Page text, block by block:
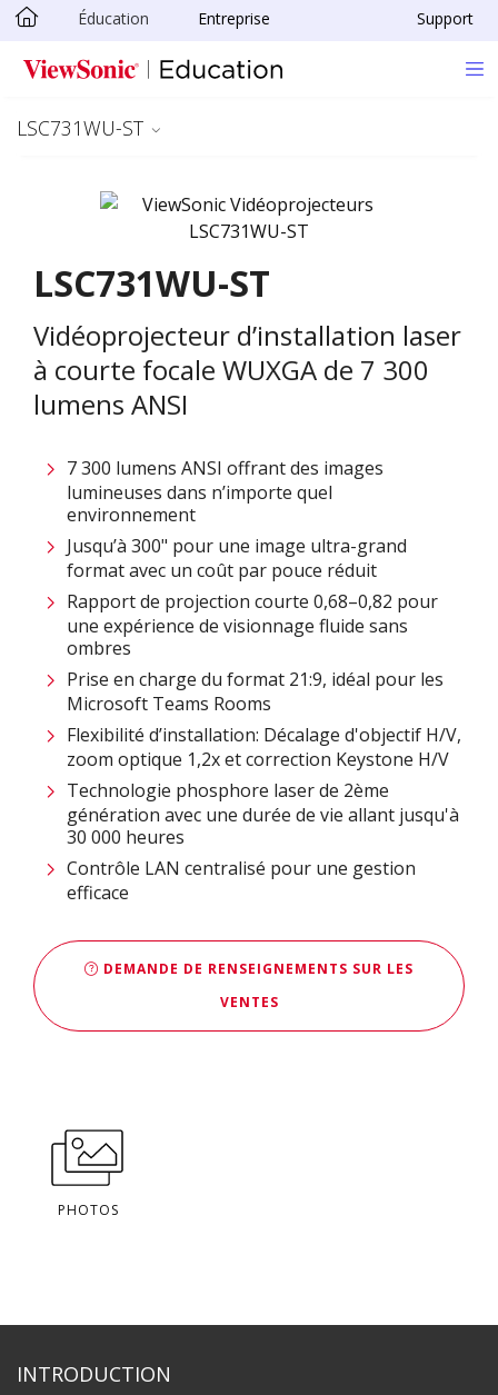
Passer au contenu principal
Éducation Entreprise Support
LSC731WU-ST
LSC731WU-ST
Vidéoprojecteur d’installation laser
à courte focale WUXGA de 7 300
lumens ANSI
7 300 lumens ANSI offrant des images
lumineuses dans n’importe quel
environnement
Jusqu’à 300" pour une image ultra-grand
format avec un coût par pouce réduit
Rapport de projection courte 0,68–0,82 pour
une expérience de visionnage fluide sans
ombres
Prise en charge du format 21:9, idéal pour les
Microsoft Teams Rooms
Flexibilité d’installation: Décalage d'objectif H/V,
zoom optique 1,2x et correction Keystone H/V
Technologie phosphore laser de 2ème
génération avec une durée de vie allant jusqu'à
30 000 heures
Contrôle LAN centralisé pour une gestion
efficace
DEMANDE DE RENSEIGNEMENTS SUR LES
VENTES
PHOTOS
INTRODUCTION